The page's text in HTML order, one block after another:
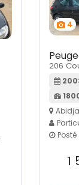
4
206
Posté
1